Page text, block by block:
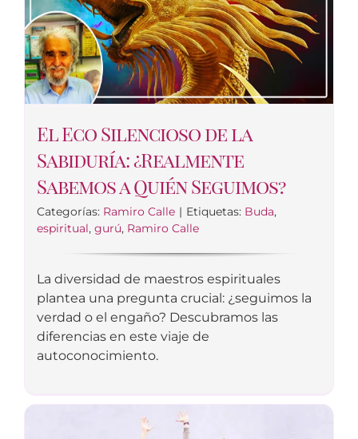
El Eco Silencioso de la
Sabiduría: ¿Realmente
Sabemos a Quién Seguimos?
Categorías: Ramiro Calle | Etiquetas: Buda,
espiritual, gurú, Ramiro Calle
La diversidad de maestros espirituales
plantea una pregunta crucial: ¿seguimos la
verdad o el engaño? Descubramos las
diferencias en este viaje de
autoconocimiento.